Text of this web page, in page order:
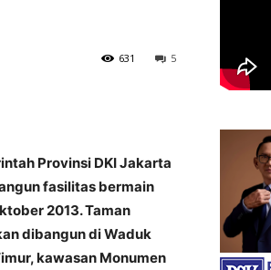
5
631
Provinsi DKI Jakarta
fasilitas bermain
2013. Taman
dibangun di Waduk
kawasan Monumen